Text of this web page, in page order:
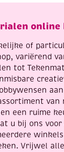
online
of
variërend
tot
van
een ruime
u bij ons
Vrijwel